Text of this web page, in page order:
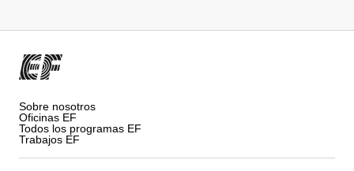
Sobre nosotros
Oficinas EF
Todos los programas EF
Trabajos EF